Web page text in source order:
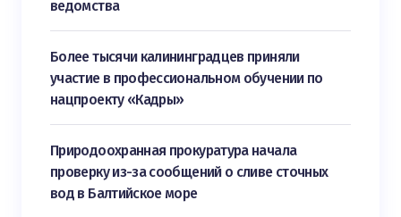
ведомства
Более тысячи калининградцев приняли
участие в профессиональном обучении по
нацпроекту «Кадры»
Природоохранная прокуратура начала
проверку из-за сообщений о сливе сточных
вод в Балтийское море